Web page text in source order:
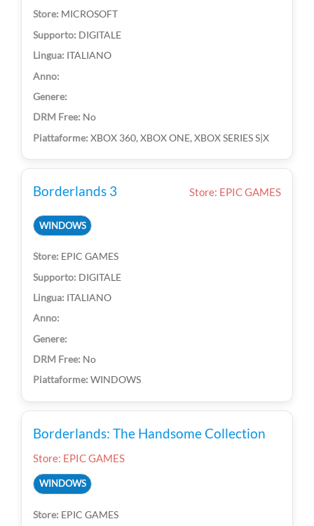
MICROSOFT
DIGITALE
ITALIANO
No
XBOX 360, XBOX ONE, XBOX SERIES S|X
Borderlands 3 Store: EPIC GAMES
WINDOWS
EPIC GAMES
DIGITALE
ITALIANO
No
WINDOWS
Borderlands: The Handsome Collection
Store: EPIC GAMES
WINDOWS
EPIC GAMES